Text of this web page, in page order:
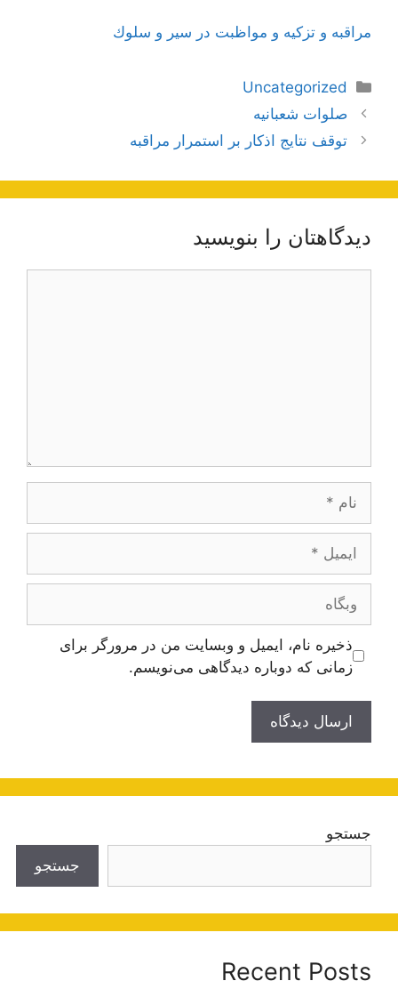
مراقبه و تزكیه و مواظبت در سیر و سلوك
دسته‌ها
Uncategorized
ناوبری
نوشته‌ها
صلوات شعبانیه
توقف نتایج اذكار بر استمرار مراقبه‏
دیدگاهتان را بنویسید
وبگاه
ذخیره نام، ایمیل و وبسایت من در مرورگر برای
زمانی که دوباره دیدگاهی می‌نویسم.
جستجو
جستجو
Recent Posts